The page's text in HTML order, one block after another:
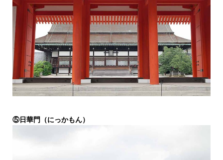
⑤日華門（にっかもん）